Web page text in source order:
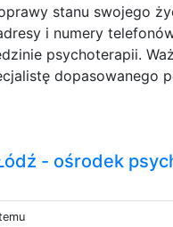
stanu swojego
i numery
psychoterapii.
dopasowanego
- ośrodek